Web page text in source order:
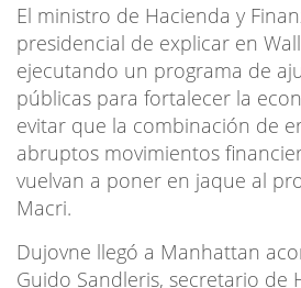
El ministro de Hacienda y
presidencial de explicar en
ejecutando un programa de
públicas para fortalecer la
evitar que la combinación de
abruptos movimientos
vuelvan a poner en jaque al
Macri.
Dujovne llegó a Manhattan
Guido Sandleris, secretario de